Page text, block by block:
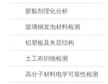
胶黏剂理化分析
玻璃钢发泡材料检测
铝塑板及夹层结构
土工布织物检测
高分子材料电学可靠性检测